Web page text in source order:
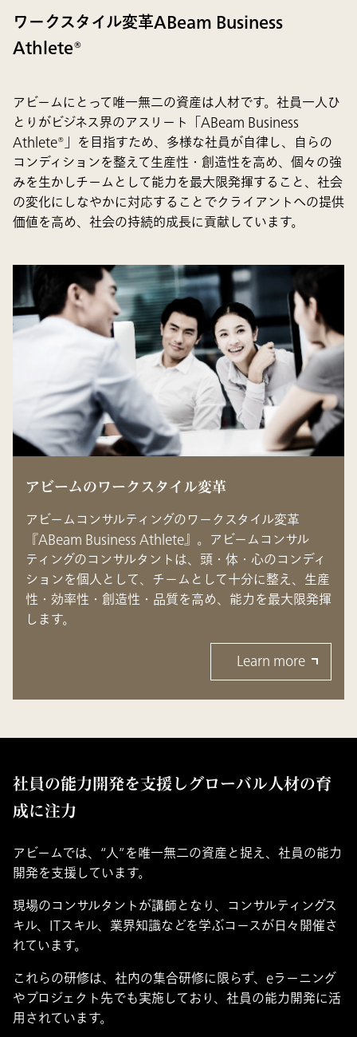
ワークスタイル変革ABeam Business
Athlete®
アビームにとって唯一無二の資産は人材です。社員一人ひ
とりがビジネス界のアスリート「ABeam Business
Athlete®」を目指すため、多様な社員が自律し、自らの
コンディションを整えて生産性・創造性を高め、個々の強
みを生かしチームとして能力を最大限発揮すること、社会
の変化にしなやかに対応することでクライアントへの提供
価値を高め、社会の持続的成長に貢献しています。
アビームのワークスタイル変革
アビームコンサルティングのワークスタイル変革
『ABeam Business Athlete』。アビームコンサル
ティングのコンサルタントは、頭・体・心のコンディ
ションを個人として、チームとして十分に整え、生産
性・効率性・創造性・品質を高め、能力を最大限発揮
します。
Learn more
社員の能力開発を支援しグローバル人材の育
成に注力
アビームでは、“人”を唯一無二の資産と捉え、社員の能力
開発を支援しています。
現場のコンサルタントが講師となり、コンサルティングス
キル、ITスキル、業界知識などを学ぶコースが日々開催さ
れています。
これらの研修は、社内の集合研修に限らず、eラーニング
やプロジェクト先でも実施しており、社員の能力開発に活
用されています。